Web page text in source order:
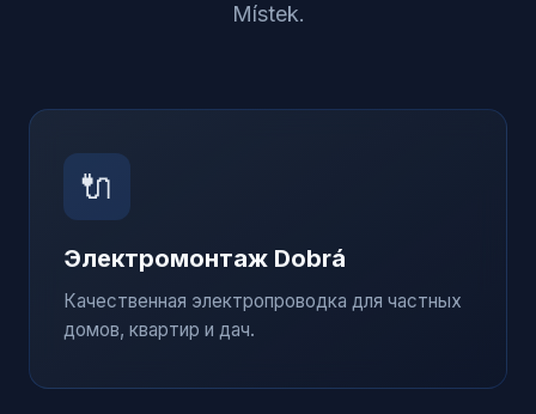
Místek.
🔌
Электромонтаж Dobrá
Качественная электропроводка для частных
домов, квартир и дач.